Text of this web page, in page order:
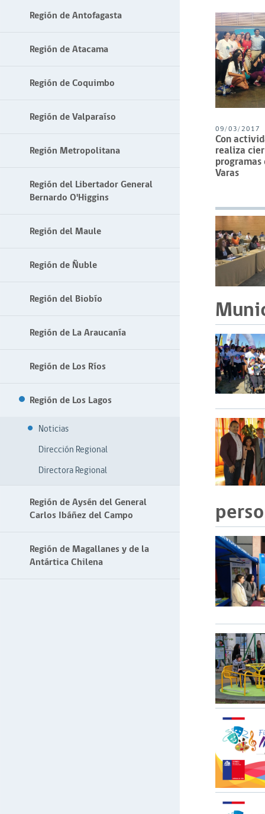
Región de Antofagasta
Región de Atacama
Región de Coquimbo
Región de Valparaíso
Región Metropolitana
Región del Libertador General
Bernardo O'Higgins
Región del Maule
Región de Ñuble
Región del Biobío
Región de La Araucanía
Región de Los Ríos
Región de Los Lagos
Noticias
Dirección Regional
Directora Regional
Región de Aysén del General
Carlos Ibáñez del Campo
Región de Magallanes y de la
Antártica Chilena
09/03/2017
Con
realiza
Varas